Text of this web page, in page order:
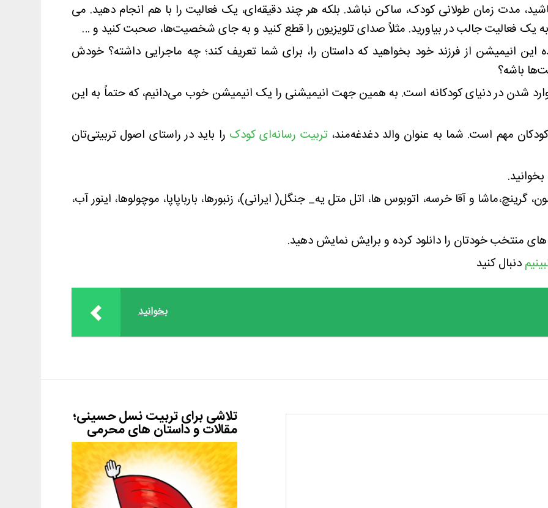
مدت زمان طولانی کودک، ساکن نباشد. بلکه هر چند دقیقه‌ای، یک فعالیت را با هم انجام دهید. می
به یک فعالیت جالب در بیاورید. مثلاً صدای تلویزیون را قطع کنید و به جای شخصیت‌ها، صحبت کنید و …
این انیمیشن از فرزند خود بخواهید که داستان را، برای شما تعریف کند؛ چه ماجرایی داشته؟ خودش
باشه؟
شدن در دنیای کودکانه است. به همین جهت انیمیشنی را یک انیمیشن‌ خوب می‌دانیم، که حتماً به این
مهم است. شما به عنوان والد دغدغه‌مند،تربیت رسانه‌ای کودک را باید در راستای اصول تربیتی‌تان
بخوانید.
گرینچ،ماشا و آقا خرسه، اتوبوس ها، اتل متل یه_ جنگل( ایرانی)، زنبورها، بارباپاپا، موچولوها، اینور آب،
منتخب خودتان را دانلود کرده و برایش نمایش دهید.
دنبال کنید
بخوانید
تلاشی برای تربیت نسل حسینی؛
مقالات و داستان های محرمی